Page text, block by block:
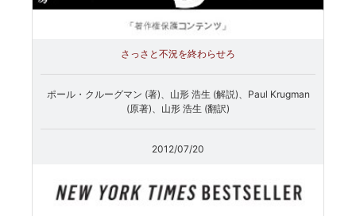
さっさと不況を終わらせろ
ポール・クルーグマン (著)、山形 浩生 (解説)、Paul Krugman
(原著)、山形 浩生 (翻訳)
2012/07/20